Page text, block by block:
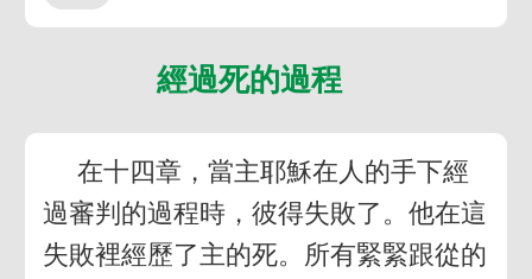
經過死的過程
在十四章，當主耶穌在人的手下經
過審判的過程時，彼得失敗了。他在這
失敗裡經歷了主的死。所有緊緊跟從的